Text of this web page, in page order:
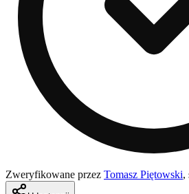
Zweryfikowane przez Tomasz Piętowski,